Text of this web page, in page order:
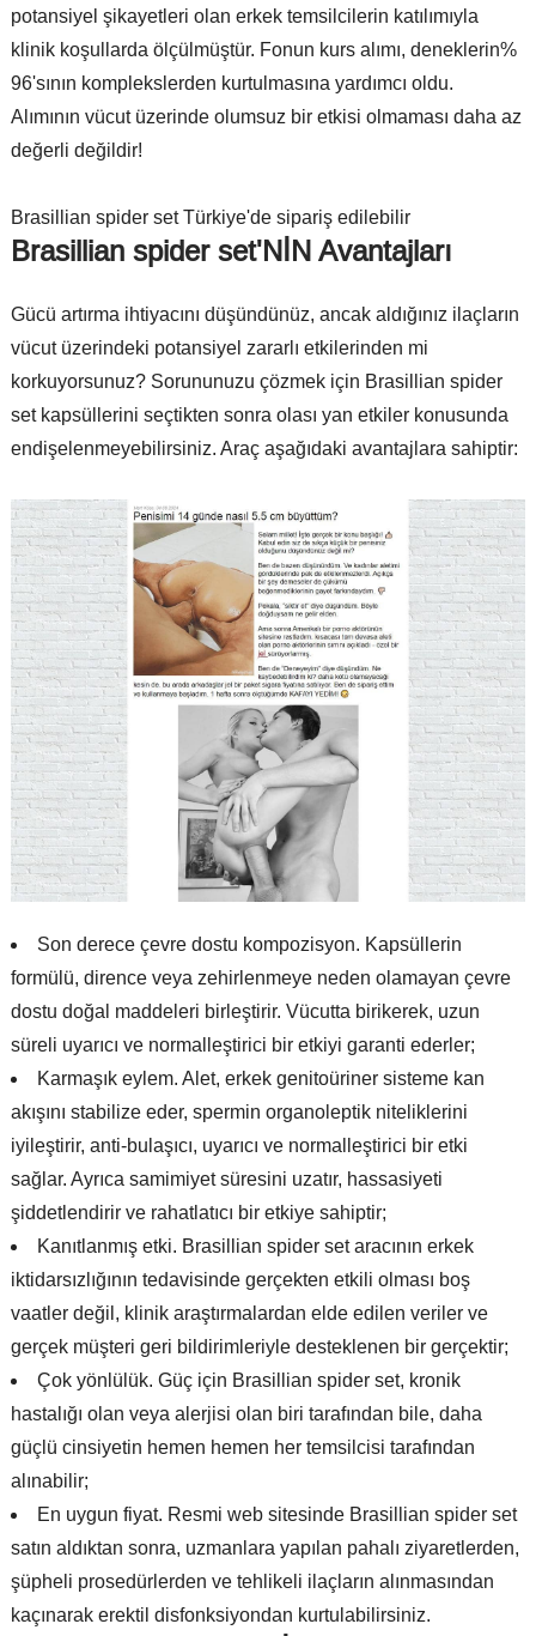
potansiyel şikayetleri olan erkek temsilcilerin katılımıyla
klinik koşullarda ölçülmüştür. Fonun kurs alımı, deneklerin%
96'sının komplekslerden kurtulmasına yardımcı oldu.
Alımının vücut üzerinde olumsuz bir etkisi olmaması daha az
değerli değildir!
Brasillian spider set Türkiye'de sipariş edilebilir
Brasillian spider set'NİN Avantajları
Gücü artırma ihtiyacını düşündünüz, ancak aldığınız ilaçların
vücut üzerindeki potansiyel zararlı etkilerinden mi
korkuyorsunuz? Sorununuzu çözmek için Brasillian spider
set kapsüllerini seçtikten sonra olası yan etkiler konusunda
endişelenmeyebilirsiniz. Araç aşağıdaki avantajlara sahiptir:
Son derece çevre dostu kompozisyon. Kapsüllerin
formülü, dirence veya zehirlenmeye neden olamayan çevre
dostu doğal maddeleri birleştirir. Vücutta birikerek, uzun
süreli uyarıcı ve normalleştirici bir etkiyi garanti ederler;
Karmaşık eylem. Alet, erkek genitoüriner sisteme kan
akışını stabilize eder, spermin organoleptik niteliklerini
iyileştirir, anti-bulaşıcı, uyarıcı ve normalleştirici bir etki
sağlar. Ayrıca samimiyet süresini uzatır, hassasiyeti
şiddetlendirir ve rahatlatıcı bir etkiye sahiptir;
Kanıtlanmış etki. Brasillian spider set aracının erkek
iktidarsızlığının tedavisinde gerçekten etkili olması boş
vaatler değil, klinik araştırmalardan elde edilen veriler ve
gerçek müşteri geri bildirimleriyle desteklenen bir gerçektir;
Çok yönlülük. Güç için Brasillian spider set, kronik
hastalığı olan veya alerjisi olan biri tarafından bile, daha
güçlü cinsiyetin hemen hemen her temsilcisi tarafından
alınabilir;
En uygun fiyat. Resmi web sitesinde Brasillian spider set
satın aldıktan sonra, uzmanlara yapılan pahalı ziyaretlerden,
şüpheli prosedürlerden ve tehlikeli ilaçların alınmasından
kaçınarak erektil disfonksiyondan kurtulabilirsiniz.